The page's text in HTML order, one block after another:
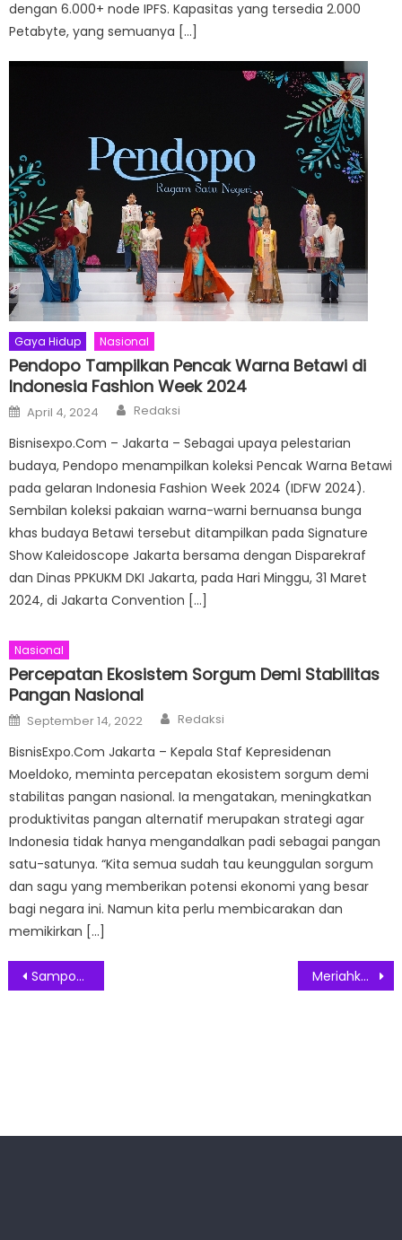
dengan 6.000+ node IPFS. Kapasitas yang tersedia 2.000
Petabyte, yang semuanya […]
Gaya Hidup Nasional
Pendopo Tampilkan Pencak Warna Betawi di
Indonesia Fashion Week 2024
Posted
on
April 4, 2024 Author
Redaksi
Bisnisexpo.Com – Jakarta – Sebagai upaya pelestarian
budaya, Pendopo menampilkan koleksi Pencak Warna Betawi
pada gelaran Indonesia Fashion Week 2024 (IDFW 2024).
Sembilan koleksi pakaian warna-warni bernuansa bunga
khas budaya Betawi tersebut ditampilkan pada Signature
Show Kaleidoscope Jakarta bersama dengan Disparekraf
dan Dinas PPKUKM DKI Jakarta, pada Hari Minggu, 31 Maret
2024, di Jakarta Convention […]
Nasional
Percepatan Ekosistem Sorgum Demi Stabilitas
Pangan Nasional
Posted
on
September 14, 2022 Author
Redaksi
BisnisExpo.Com Jakarta – Kepala Staf Kepresidenan
Moeldoko, meminta percepatan ekosistem sorgum demi
stabilitas pangan nasional. Ia mengatakan, meningkatkan
produktivitas pangan alternatif merupakan strategi agar
Indonesia tidak hanya mengandalkan padi sebagai pangan
satu-satunya. “Kita semua sudah tau keunggulan sorgum
dan sagu yang memberikan potensi ekonomi yang besar
bagi negara ini. Namun kita perlu membicarakan dan
memikirkan […]
Post
Sampoerna Academy Kembali Gelar STEAM Expo 2024 Meriahkan Bulan Suci Ramadan, Aviary Bintaro Hadir Dalam Ramadan Penuh Sensasi